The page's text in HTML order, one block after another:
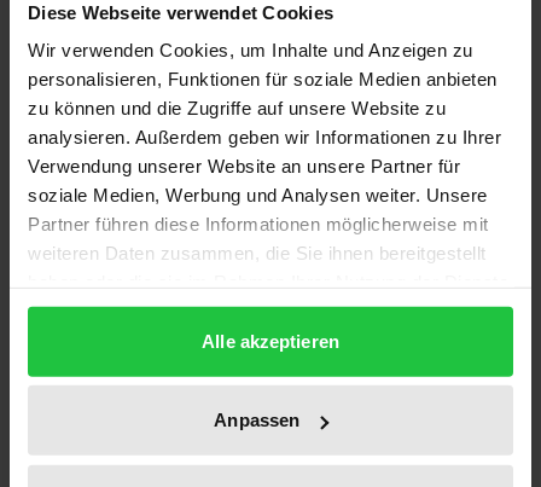
Diese Webseite verwendet Cookies
Wir verwenden Cookies, um Inhalte und Anzeigen zu
personalisieren, Funktionen für soziale Medien anbieten
zu können und die Zugriffe auf unsere Website zu
analysieren. Außerdem geben wir Informationen zu Ihrer
Verwendung unserer Website an unsere Partner für
soziale Medien, Werbung und Analysen weiter. Unsere
Partner führen diese Informationen möglicherweise mit
weiteren Daten zusammen, die Sie ihnen bereitgestellt
gesammelt haben.
Alle akzeptieren
Anpassen
1
ISBN
978-3-89665-123-5
Subtitle
Lieferbar auf Anfrage
Publication Date
Year of Publication